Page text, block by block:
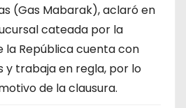
(Gas Mabarak), aclaró en
cateada por la
la República cuenta con
y trabaja en regla, por lo
de la clausura.